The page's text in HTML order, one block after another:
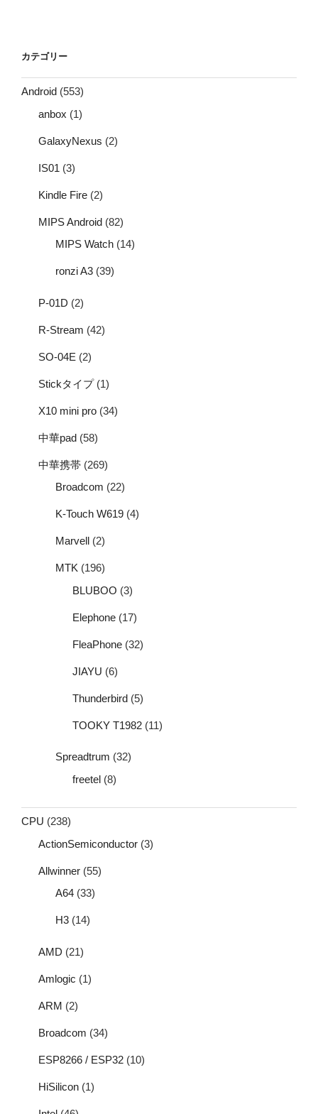
カテゴリー
Android (553)
anbox (1)
GalaxyNexus (2)
IS01 (3)
Kindle Fire (2)
MIPS Android (82)
MIPS Watch (14)
ronzi A3 (39)
P-01D (2)
R-Stream (42)
SO-04E (2)
Stickタイプ(1)
X10 mini pro (34)
中華pad (58)
中華携帯 (269)
Broadcom (22)
K-Touch W619 (4)
Marvell (2)
MTK (196)
BLUBOO (3)
Elephone (17)
FleaPhone (32)
JIAYU (6)
Thunderbird (5)
TOOKY T1982 (11)
Spreadtrum (32)
freetel (8)
CPU (238)
ActionSemiconductor (3)
Allwinner (55)
A64 (33)
H3 (14)
AMD (21)
Amlogic (1)
ARM (2)
Broadcom (34)
ESP8266 / ESP32 (10)
HiSilicon (1)